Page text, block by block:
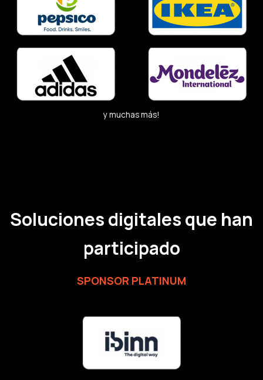
y muchas más!
Soluciones digitales que han
participado
SPONSOR PLATINUM